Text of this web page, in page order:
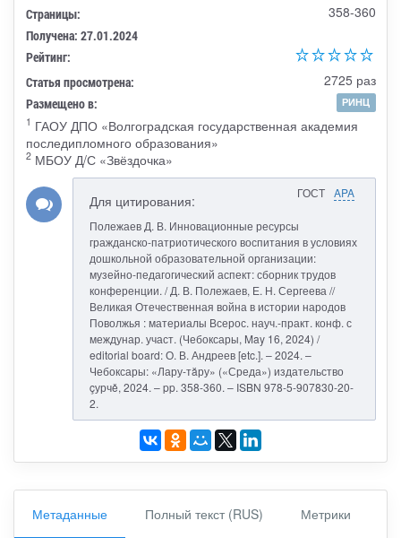
Страницы: 358-360
Получена: 27.01.2024
Рейтинг:
Статья просмотрена:
2725 раз
Размещено в:
РИНЦ
1 ГАОУ ДПО «Волгоградская государственная академия
последипломного образования»
2МБОУ Д/С «Звёздочка»
ГОСТ APA
Для цитирования:
Полежаев Д. В. Инновационные ресурсы
гражданско-патриотического воспитания в условиях
дошкольной образовательной организации:
музейно-педагогический аспект: сборник трудов
конференции. / Д. В. Полежаев, Е. Н. Сергеева //
Великая Отечественная война в истории народов
Поволжья : материалы Всерос. науч.-практ. конф. с
междунар. участ. (Чебоксары, May 16, 2024) /
editorial board: О. В. Андреев [etc.]. – 2024. –
Чебоксары: «Лару-тăру» («Среда») издательство
çурчě, 2024. – pp. 358-360. – ISBN 978-5-907830-20-
2.
Метаданные Полный текст (RUS) Метрики